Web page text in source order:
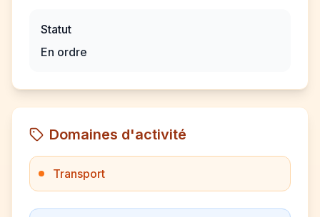
Statut
En ordre
Domaines d'activité
Transport